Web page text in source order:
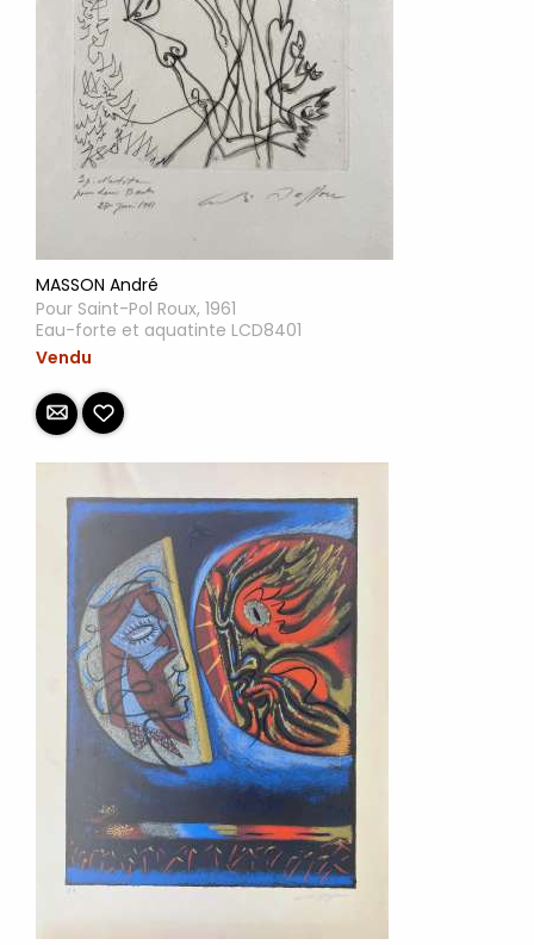
MASSON André
Pour Saint-Pol Roux, 1961
Eau-forte et aquatinte LCD8401
Vendu